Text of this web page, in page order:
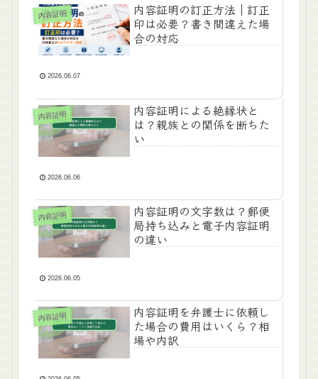
内容証明
内容証明の訂正方法｜訂正
印は必要？書き間違えた場
合の対応
2026.06.07
内容証明
内容証明による絶縁状と
は？親族との関係を断ちた
い
2026.06.06
内容証明
内容証明の文字数は？郵便
局持ち込みと電子内容証明
の違い
2026.06.05
内容証明
内容証明を弁護士に依頼し
た場合の費用はいくら？相
場や内訳